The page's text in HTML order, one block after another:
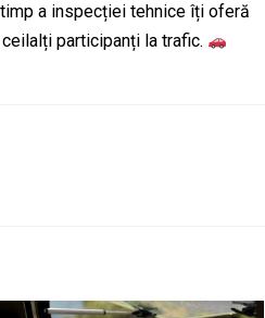
a inspecției tehnice îți oferă
participanți la trafic.